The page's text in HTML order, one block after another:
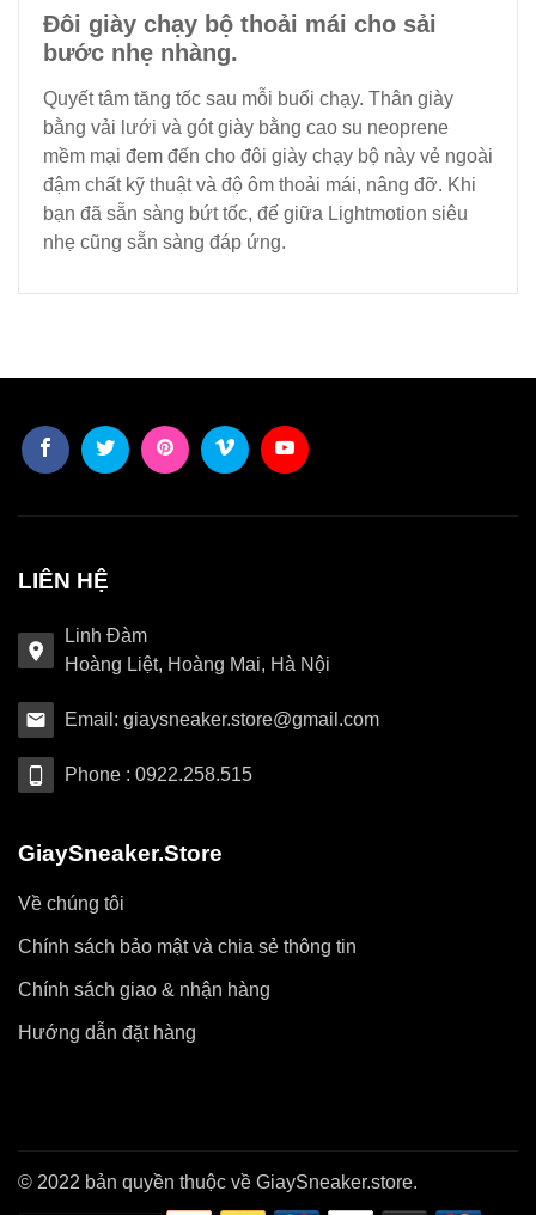
Đôi giày chạy bộ thoải mái cho sải
bước nhẹ nhàng.
Quyết tâm tăng tốc sau mỗi buổi chạy. Thân giày
bằng vải lưới và gót giày bằng cao su neoprene
mềm mại đem đến cho đôi giày chạy bộ này vẻ ngoài
đậm chất kỹ thuật và độ ôm thoải mái, nâng đỡ. Khi
bạn đã sẵn sàng bứt tốc, đế giữa Lightmotion siêu
nhẹ cũng sẵn sàng đáp ứng.
LIÊN HỆ
Linh Đàm
Hoàng Liệt, Hoàng Mai, Hà Nội
Email: giaysneaker.store@gmail.com
Phone : 0922.258.515
GiaySneaker.Store
Về chúng tôi
Chính sách bảo mật và chia sẻ thông tin
Chính sách giao & nhận hàng
Hướng dẫn đặt hàng
© 2022 bản quyền thuộc về GiaySneaker.store.